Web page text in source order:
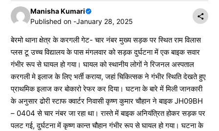
Manisha Kumari
Published on -January 28, 2025
बेरमो थाना क्षेत्र के करगली गेट- चार नंबर मुख्य सड़क पर स्थित राम विलास
प्लस टू उच्च विद्यालय के पास मंगलवार को सड़क दुर्घटना में एक बाइक सवार
गंभीर रूप से घायल हो गया। घायल को स्थानीय लोगों ने रिजनल अस्पताल
करगली मे इलाज के लिए भर्ती कराया, जहां चिकित्सक ने गंभीर स्थिति देखते हुए
प्राथमिक इलाज कर बोकारो रेफर कर दिया। घटना के बारे में मिली जानकारी
के अनुसार ढोरी स्टाफ क्वार्टर निवासी कृष्ण कुमार चौहान ने बाइक JH09BH
– 0404 से चार नंबर जा रहा था। रास्ते में बाइक अनियंत्रित होकर सड़क पर
पलट गई, दुर्घटना में कृष्ण कान्त चौहान गंभीर रूप से घायल हो गया। घटना के